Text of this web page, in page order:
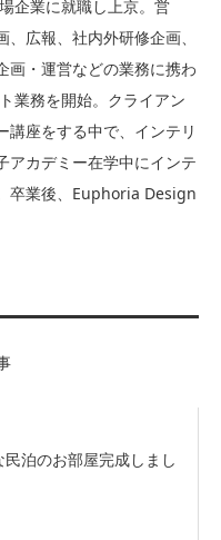
企業に就職し上京。営
広報、社内外研修企画、
画・運営などの業務に携わ
業務を開始。クライアン
講座をする中で、インテリ
アカデミー在学中にインテ
卒業後、Euphoria Design
民泊のお部屋完成しまし